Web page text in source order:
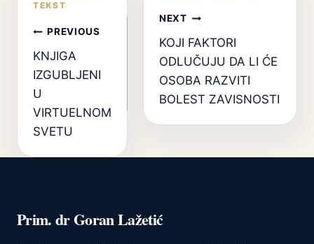
чланка
PREVIOUS
KNJIGA
IZGUBLJENI
U
VIRTUELNOM
SVETU
NEXT
KOJI FAKTORI
ODLUČUJU DA LI ĆE
OSOBA RAZVITI
BOLEST ZAVISNOSTI
Prim. dr Goran Lažetić